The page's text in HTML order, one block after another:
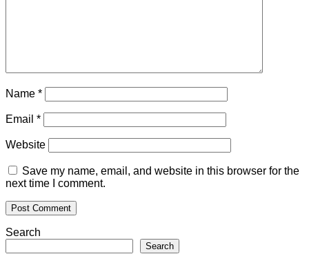
Name *
Email *
Website
Save my name, email, and website in this browser for the
next time I comment.
Search
Search